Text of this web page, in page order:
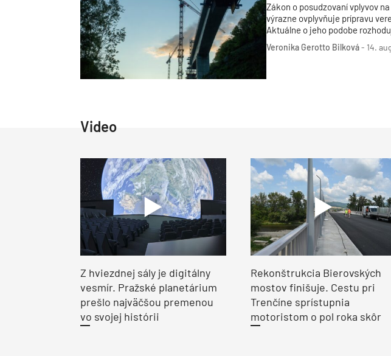
Zákon o posudzovaní vplyvov
výrazne ovplyvňuje prípravu
Aktuálne o jeho podobe
Veronika Gerotto Bilková- 14.
Video
Z hviezdnej sály je digitálny
vesmír. Pražské planetárium
prešlo najväčšou premenou
vo svojej histórii
Rekonštrukcia Bierovských
mostov finišuje. Cestu pri
Trenčíne sprístupnia
motoristom o pol roka skôr